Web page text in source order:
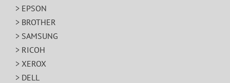
> EPSON
> BROTHER
> SAMSUNG
> RICOH
> XEROX
> DELL